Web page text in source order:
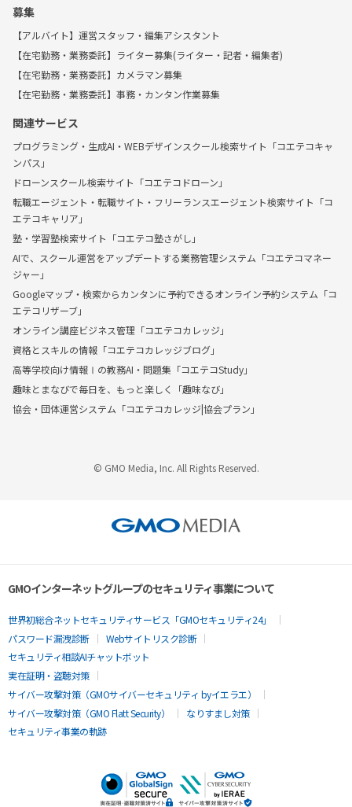
募集
【アルバイト】運営スタッフ・編集アシスタント
【在宅勤務・業務委託】ライター募集(ライター・記者・編集者)
【在宅勤務・業務委託】カメラマン募集
【在宅勤務・業務委託】事務・カンタン作業募集
関連サービス
プログラミング・生成AI・WEBデザインスクール検索サイト「コエテコキャ
ンパス」
ドローンスクール検索サイト「コエテコドローン」
転職エージェント・転職サイト・フリーランスエージェント検索サイト「コ
エテコキャリア」
塾・学習塾検索サイト「コエテコ塾さがし」
AIで、スクール運営をアップデートする業務管理システム「コエテコマネー
ジャー」
Googleマップ・検索からカンタンに予約できるオンライン予約システム「コ
エテコリザーブ」
オンライン講座ビジネス管理「コエテコカレッジ」
資格とスキルの情報「コエテコカレッジブログ」
高等学校向け情報Ⅰの教務AI・問題集「コエテコStudy」
趣味とまなびで毎日を、もっと楽しく「趣味なび」
協会・団体運営システム「コエテコカレッジ|協会プラン」
© GMO Media, Inc. All Rights Reserved.
GMOインターネットグループのセキュリティ事業について
世界初総合ネットセキュリティサービス「GMOセキュリティ24」
パスワード漏洩診断
Webサイトリスク診断
セキュリティ相談AIチャットボット
実在証明・盗聴対策
サイバー攻撃対策（GMOサイバーセキュリティ byイエラエ）
サイバー攻撃対策（GMO Flatt Security）
なりすまし対策
セキュリティ事業の軌跡